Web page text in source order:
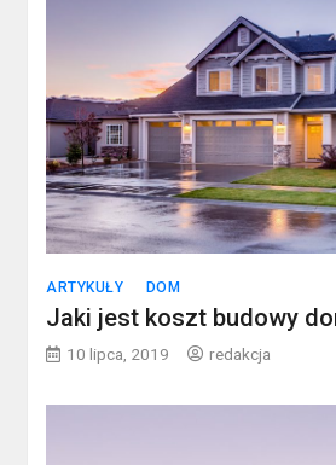
ARTYKUŁY DOM
Jaki jest koszt budowy
10 lipca, 2019 redakcja